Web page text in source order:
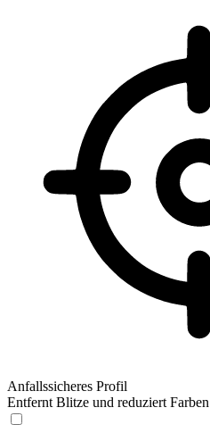
Anfallssicheres Profil
Entfernt Blitze und reduziert Farben